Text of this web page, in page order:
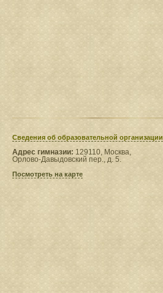
Сведения​ об образовательной организации
Адрес гимназии: 129110, Москва,
Орлово-Давыдовский пер., д. 5.
Посмотреть на карте